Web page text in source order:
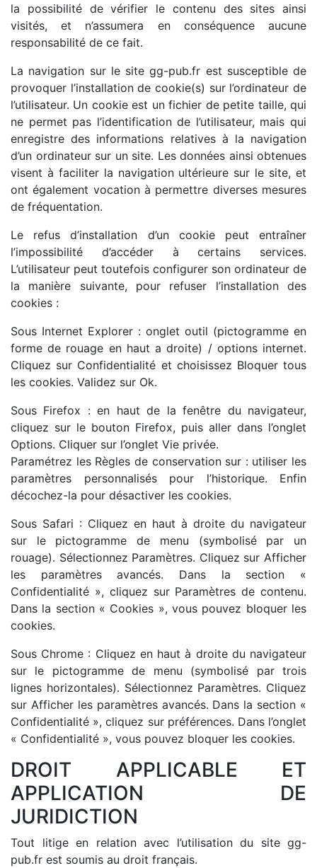
la possibilité de vérifier le contenu des sites ainsi
visités, et n’assumera en conséquence aucune
responsabilité de ce fait.
La navigation sur le site gg-pub.fr est susceptible de
provoquer l’installation de cookie(s) sur l’ordinateur de
l’utilisateur. Un cookie est un fichier de petite taille, qui
ne permet pas l’identification de l’utilisateur, mais qui
enregistre des informations relatives à la navigation
d’un ordinateur sur un site. Les données ainsi obtenues
visent à faciliter la navigation ultérieure sur le site, et
ont également vocation à permettre diverses mesures
de fréquentation.
Le refus d’installation d’un cookie peut entraîner
l’impossibilité d’accéder à certains services.
L’utilisateur peut toutefois configurer son ordinateur de
la manière suivante, pour refuser l’installation des
cookies :
Sous Internet Explorer : onglet outil (pictogramme en
forme de rouage en haut a droite) / options internet.
Cliquez sur Confidentialité et choisissez Bloquer tous
les cookies. Validez sur Ok.
Sous Firefox : en haut de la fenêtre du navigateur,
cliquez sur le bouton Firefox, puis aller dans l’onglet
Options. Cliquer sur l’onglet Vie privée.
Paramétrez les Règles de conservation sur : utiliser les
paramètres personnalisés pour l’historique. Enfin
décochez-la pour désactiver les cookies.
Sous Safari : Cliquez en haut à droite du navigateur
sur le pictogramme de menu (symbolisé par un
rouage). Sélectionnez Paramètres. Cliquez sur Afficher
les paramètres avancés. Dans la section «
Confidentialité », cliquez sur Paramètres de contenu.
Dans la section « Cookies », vous pouvez bloquer les
cookies.
Sous Chrome : Cliquez en haut à droite du navigateur
sur le pictogramme de menu (symbolisé par trois
lignes horizontales). Sélectionnez Paramètres. Cliquez
sur Afficher les paramètres avancés. Dans la section «
Confidentialité », cliquez sur préférences. Dans l’onglet
« Confidentialité », vous pouvez bloquer les cookies.
DROIT APPLICABLE ET
APPLICATION DE
JURIDICTION
Tout litige en relation avec l’utilisation du site gg-
pub.fr est soumis au droit français.